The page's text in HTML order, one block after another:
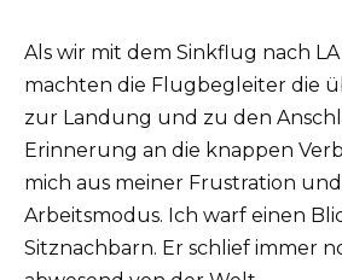
Als wir mit dem Sinkflug nach
machten die Flugbegleiter die
zur Landung und zu den
Erinnerung an die knappen
mich aus meiner Frustration
Arbeitsmodus. Ich warf einen
Sitznachbarn. Er schlief immer